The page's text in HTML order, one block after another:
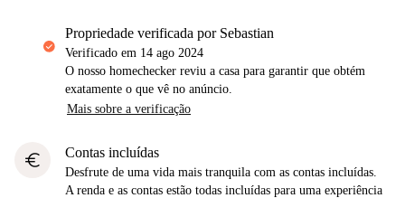
propriedade verificada por Sebastian
Verificado em 14 ago 2024
O nosso homechecker reviu a casa para garantir que obtém
exatamente o que vê no anúncio.
Mais sobre a verificação
euro Contas incluídas
Desfrute de uma vida mais tranquila com as contas incluídas.
A renda e as contas estão todas incluídas para uma experiência